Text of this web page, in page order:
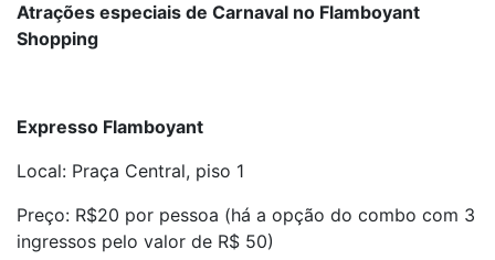
Atrações especiais de Carnaval no Flamboyant
Shopping
Expresso Flamboyant
Local: Praça Central, piso 1
Preço: R$20 por pessoa (há a opção do combo com 3
ingressos pelo valor de R$ 50)